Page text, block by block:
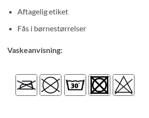
Aftagelig etiket
Fås i børnestørrelser
Vaskeanvisning: